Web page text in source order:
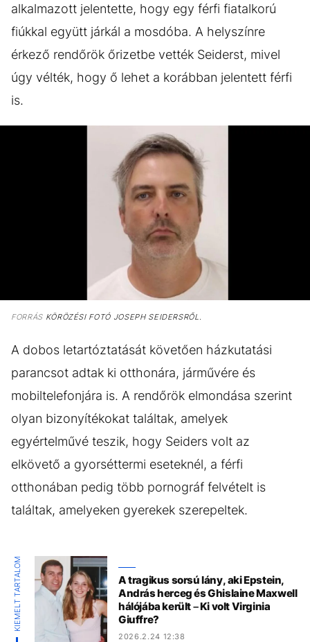
alkalmazott jelentette, hogy egy férfi fiatalkorú
fiúkkal együtt járkál a mosdóba. A helyszínre
érkező rendőrök őrizetbe vették Seiderst, mivel
úgy vélték, hogy ő lehet a korábban jelentett férfi
is.
FORRÁSKÖRÖZÉSI FOTÓ JOSEPH SEIDERSRŐL.
A dobos letartóztatását követően házkutatási
parancsot adtak ki otthonára, járművére és
mobiltelefonjára is. A rendőrök elmondása szerint
olyan bizonyítékokat találtak, amelyek
egyértelművé teszik, hogy Seiders volt az
elkövető a gyorséttermi eseteknél, a férfi
otthonában pedig több pornográf felvételt is
találtak, amelyeken gyerekek szerepeltek.
KIEMELT TARTALOM
A tragikus sorsú lány, aki Epstein,
András herceg és Ghislaine Maxwell
hálójába került – Ki volt Virginia
Giuffre?
2026.2.24 12:38